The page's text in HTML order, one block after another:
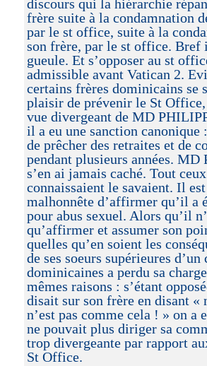
discours qui la hiérarchie
frère suite à la condamnation
par le st office, suite à la
son frère, par le st office. Bref
gueule. Et s’opposer au st
admissible avant Vatican 2.
certains frères dominicains se
plaisir de prévenir le St
vue divergeant de MD
il a eu une sanction
de prêcher des retraites et de
pendant plusieurs années. MD
s’en ai jamais caché. Tout
connaissaient le savaient. Il
malhonnête d’affirmer qu’il a
pour abus sexuel. Alors qu’il
qu’affirmer et assumer son
quelles qu’en soient les
de ses soeurs supérieures d’un
dominicaines a perdu sa
mêmes raisons : s’étant
disait sur son frère en disant «
n’est pas comme cela ! » on a
ne pouvait plus diriger sa
trop divergeante par rapport
St Office.